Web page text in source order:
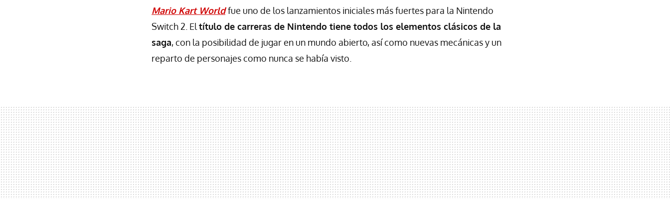
Mario Kart World fue uno de los lanzamientos iniciales más fuertes para la Nintendo
Switch 2. El título de carreras de Nintendo tiene todos los elementos clásicos de la
saga, con la posibilidad de jugar en un mundo abierto, así como nuevas mecánicas y un
reparto de personajes como nunca se había visto.